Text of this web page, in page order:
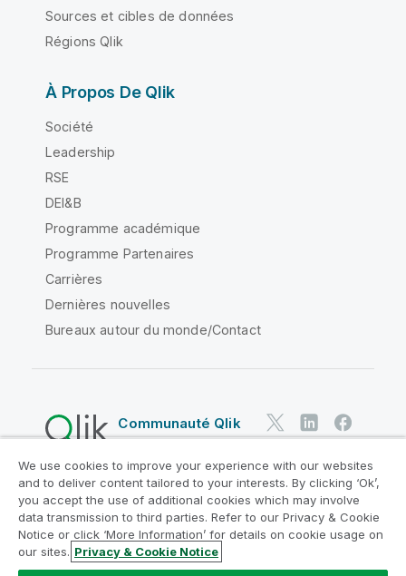
Sources et cibles de données
Régions Qlik
À Propos De Qlik
Société
Leadership
RSE
DEI&B
Programme académique
Programme Partenaires
Carrières
Dernières nouvelles
Bureaux autour du monde/Contact
Communauté Qlik
Contrats juridiques
Conditions d'utilisation des produits
Legal Policies
Conditions légales
Conditions d'utilisation
Marques
Do Not Share My Info
We use cookies to improve your experience with our websites
and to deliver content tailored to your interests. By clicking ‘Ok’,
you accept the use of additional cookies which may involve
data transmission to third parties. Refer to our Privacy & Cookie
Notice or click ‘More Information’ for details on cookie usage on
our sites. Privacy & Cookie Notice